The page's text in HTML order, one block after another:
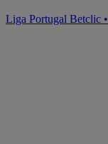
Liga Portugal Betclic •